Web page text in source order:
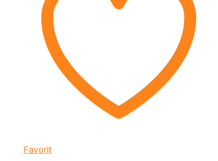
Favorit